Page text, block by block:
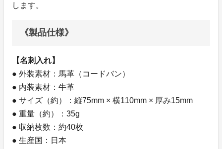
します。
《製品仕様》
【名刺入れ】
● 外装素材：馬革（コードバン）
● 内装素材：牛革
● サイズ（約）：縦75mm × 横110mm × 厚み15mm
● 重量（約）：35g
● 収納枚数：約40枚
● 生産国：日本